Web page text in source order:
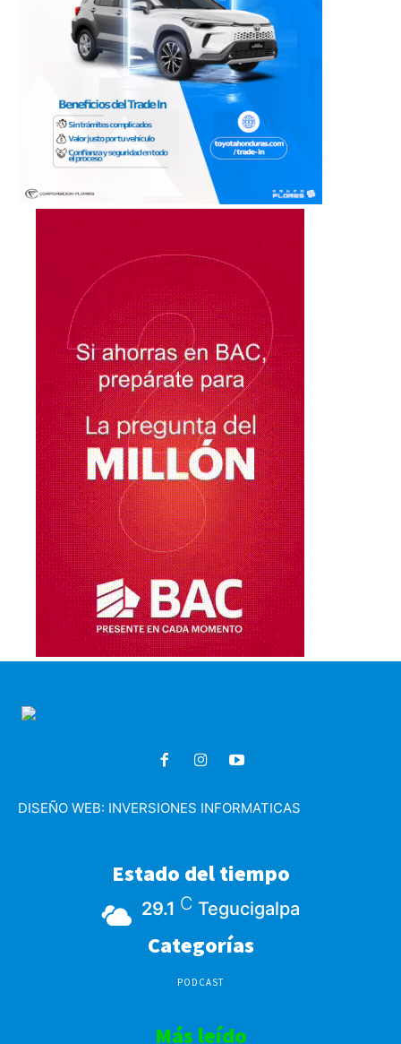
DISEÑO WEB: INVERSIONES INFORMATICAS
Estado del tiempo
29.1 C Tegucigalpa
Categorías
PODCAST
Más leído